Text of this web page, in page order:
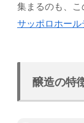
集まるのも、
サッポロホー
醸造の特